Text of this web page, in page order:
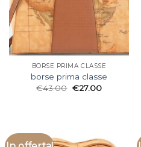
BORSE PRIMA CLASSE
borse prima classe
€43.00 €27.00